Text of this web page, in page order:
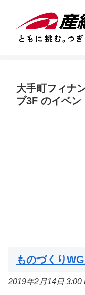
大手町フィナ
ブ3F のイベン
ものづくり
2019年2月14日 3:00